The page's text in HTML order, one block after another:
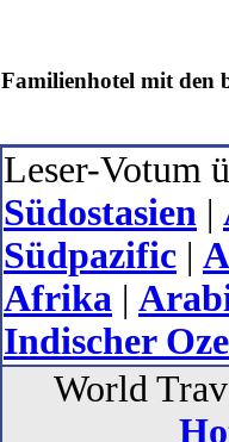
Familienhotel mit den
Leser-Votum
Südostasien |
Südpazific |
Afrika |
Indischer
World